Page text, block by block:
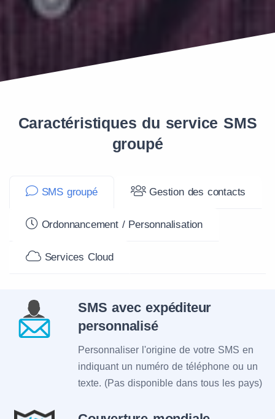
Caractéristiques du service SMS
groupé
SMS groupé Gestion des contacts
Ordonnancement / Personnalisation
Services Cloud
SMS avec expéditeur
personnalisé
Personnaliser l'origine de votre SMS en
indiquant un numéro de téléphone ou un
texte. (Pas disponible dans tous les pays)